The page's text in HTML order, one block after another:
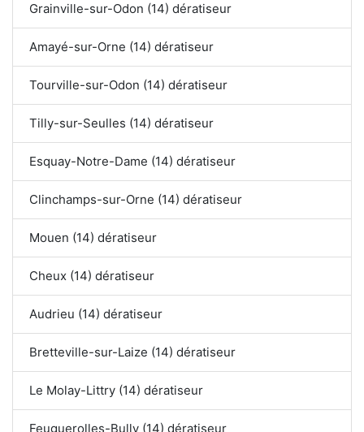
Grainville-sur-Odon (14) dératiseur
Amayé-sur-Orne (14) dératiseur
Tourville-sur-Odon (14) dératiseur
Tilly-sur-Seulles (14) dératiseur
Esquay-Notre-Dame (14) dératiseur
Clinchamps-sur-Orne (14) dératiseur
Mouen (14) dératiseur
Cheux (14) dératiseur
Audrieu (14) dératiseur
Bretteville-sur-Laize (14) dératiseur
Le Molay-Littry (14) dératiseur
Feuguerolles-Bully (14) dératiseur